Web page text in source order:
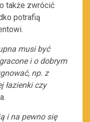
także zwrócić
potrafią
musi być
i o dobrym
np. z
łazienki czy
i na pewno się